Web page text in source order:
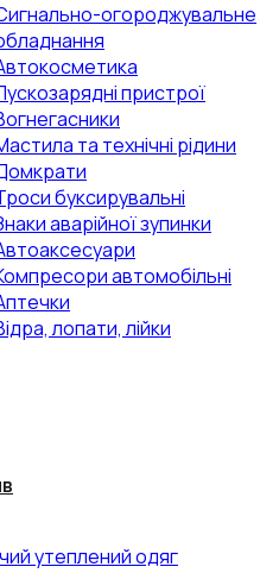
огороджувальне
пристрої
та технічні рідини
буксирувальні
аварійної зупинки
автомобільні
лопати, лійки
утеплений одяг